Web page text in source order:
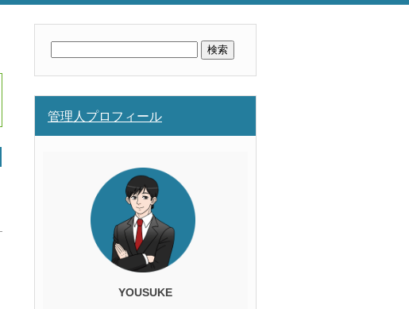
検
索:
管理人プロフィール
YOUSUKE